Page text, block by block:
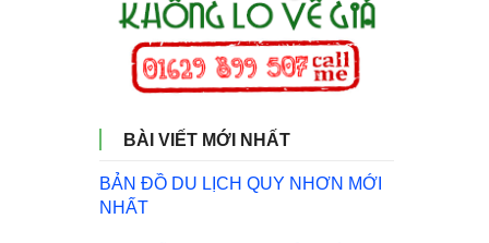
BÀI VIẾT MỚI NHẤT
BẢN ĐỒ DU LỊCH QUY NHƠN MỚI
NHẤT